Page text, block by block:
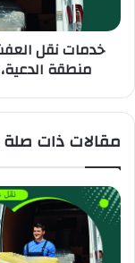
خدمات نقل
منطقة
مقالات ذات صلة